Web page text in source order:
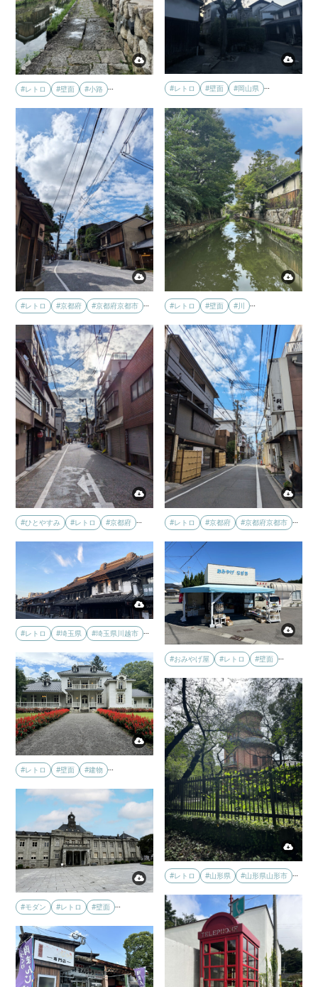
#レトロ #壁面 #岡山県 …
#レトロ #壁面 #小路
#レトロ #壁面 #川
#レトロ #京都府 #京都府京都市
#レトロ #京都府 #京都府京都市
#ひとやすみ #レトロ #京都府 …
#おみやげ屋 #レトロ #壁面 …
#レトロ #埼玉県 #埼玉県川越市 …
#レトロ #壁面 #建物 …
#レトロ #山形県 #山形県山形市 …
#モダン #レトロ #壁面